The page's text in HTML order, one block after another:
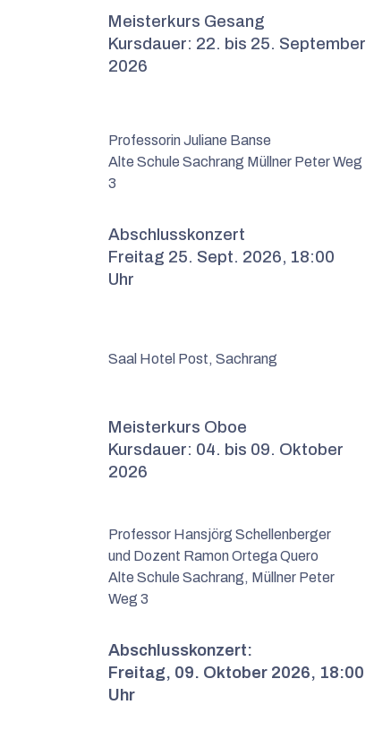
Meisterkurs Gesang
Kursdauer: 22. bis 25. September
2026
Professorin Juliane Banse
Alte Schule Sachrang Müllner Peter Weg
3
Abschlusskonzert
Freitag 25. Sept. 2026, 18:00
Uhr
Saal Hotel Post, Sachrang
Meisterkurs Oboe
Kursdauer: 04. bis 09. Oktober
2026
Professor Hansjörg Schellenberger
und Dozent Ramon Ortega Quero
Alte Schule Sachrang, Müllner Peter
Weg 3
Abschlusskonzert:
Freitag, 09. Oktober 2026, 18:00
Uhr